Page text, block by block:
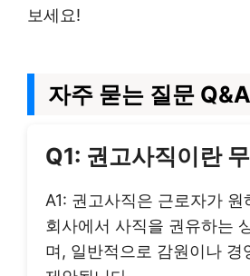
보세요!
자주 묻는 질문 Q&A
Q1: 권고사직이란
A1: 권고사직은 근로자가 원
회사에서 사직을 권유하는
며, 일반적으로 감원이나 경